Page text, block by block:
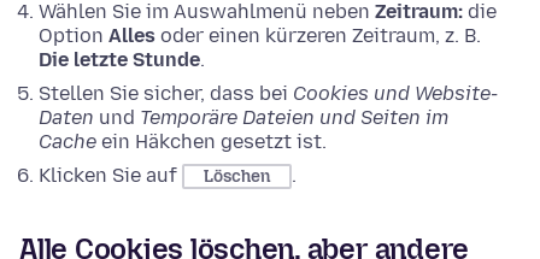
Wählen Sie im Auswahlmenü neben Zeitraum: die
Option Alles oder einen kürzeren Zeitraum, z. B.
Die letzte Stunde.
Stellen Sie sicher, dass bei Cookies und Website-
Daten und Temporäre Dateien und Seiten im
Cache ein Häkchen gesetzt ist.
Klicken Sie auf
Löschen .
Alle Cookies löschen, aber andere